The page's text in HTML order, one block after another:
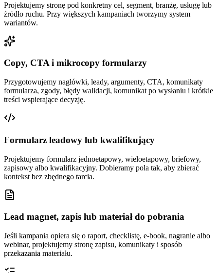
Projektujemy stronę pod konkretny cel, segment, branżę, usługę lub
źródło ruchu. Przy większych kampaniach tworzymy system
wariantów.
Copy, CTA i mikrocopy formularzy
Przygotowujemy nagłówki, leady, argumenty, CTA, komunikaty
formularza, zgody, błędy walidacji, komunikat po wysłaniu i krótkie
treści wspierające decyzję.
Formularz leadowy lub kwalifikujący
Projektujemy formularz jednoetapowy, wieloetapowy, briefowy,
zapisowy albo kwalifikacyjny. Dobieramy pola tak, aby zbierać
kontekst bez zbędnego tarcia.
Lead magnet, zapis lub materiał do pobrania
Jeśli kampania opiera się o raport, checklistę, e-book, nagranie albo
webinar, projektujemy stronę zapisu, komunikaty i sposób
przekazania materiału.